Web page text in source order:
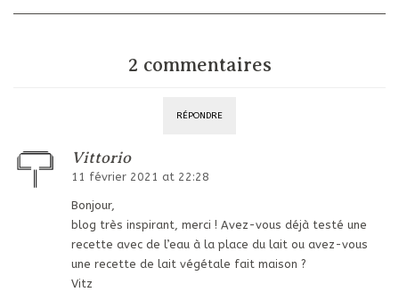
2 commentaires
RÉPONDRE
Vittorio
11 février 2021 at 22:28
Bonjour,
blog très inspirant, merci ! Avez-vous déjà testé une
recette avec de l’eau à la place du lait ou avez-vous
une recette de lait végétale fait maison ?
Vitz